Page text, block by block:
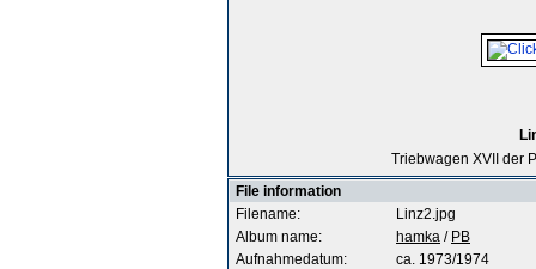
Triebwagen XVII der
File information
Filename:
Linz2.jpg
Album name:
hamka / PB
Aufnahmedatum:
ca. 1973/1974